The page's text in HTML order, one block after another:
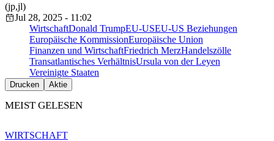
(jp,jl)
Jul 28, 2025 - 11:02
WirtschaftDonald TrumpEU-USEU-US Beziehungen
Europäische KommissionEuropäische Union
Finanzen und WirtschaftFriedrich MerzHandelszölle
Transatlantisches VerhältnisUrsula von der Leyen
Vereinigte Staaten
Drucken Aktie
MEIST GELESEN
WIRTSCHAFT